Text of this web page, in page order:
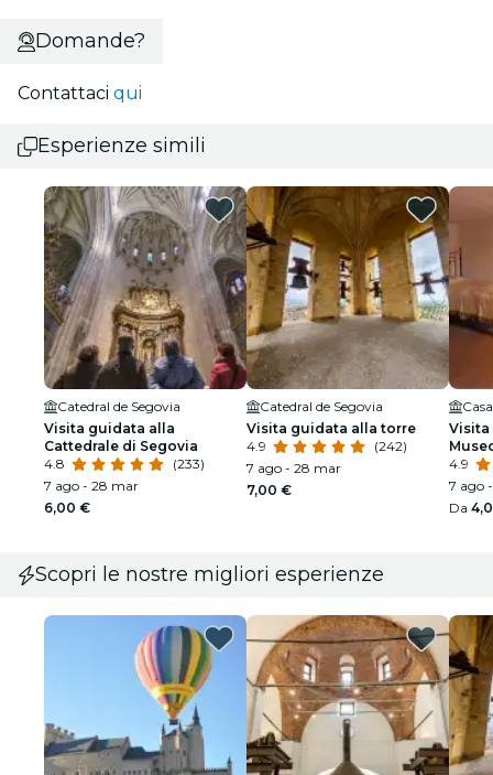
Domande?
Contattaci qui
Esperienze simili
Catedral de Segovia
Visita guidata alla
Cattedrale di Segovia
4.8
(233)
7 ago - 28 mar
6,00 €
Catedral de Segovia
Visita guidata alla torre
4.9
(242)
7 ago - 28 mar
7,00 €
Visita
4.9
7 ago
Da
Scopri le nostre migliori esperienze